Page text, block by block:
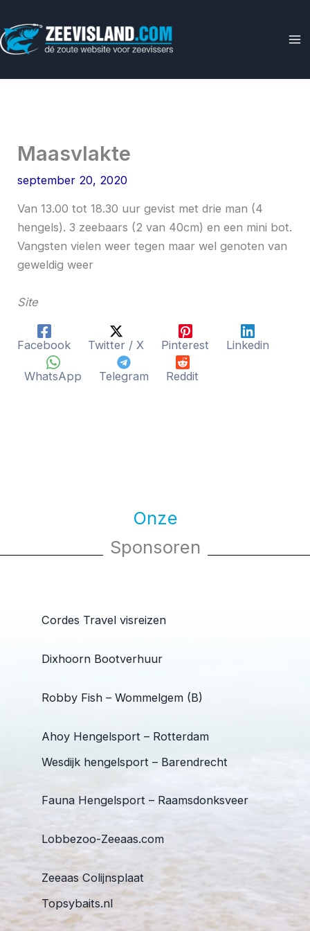
naar
de
Maasvlakte
september 20, 2020
Van 13.00 tot 18.30 uur gevist met drie man (4
hengels). 3 zeebaars (2 van 40cm) en een mini bot.
Vangsten vielen weer tegen maar wel genoten van
geweldig weer
Site
Facebook Twitter / X Pinterest Linkedin
WhatsApp Telegram Reddit
Onze
Sponsoren
Cordes Travel visreizen
Dixhoorn Bootverhuur
Robby Fish – Wommelgem (B)
Ahoy Hengelsport – Rotterdam
Wesdijk hengelsport – Barendrecht
Fauna Hengelsport – Raamsdonksveer
Lobbezoo-Zeeaas.com
Zeeaas Colijnsplaat
Topsybaits.nl